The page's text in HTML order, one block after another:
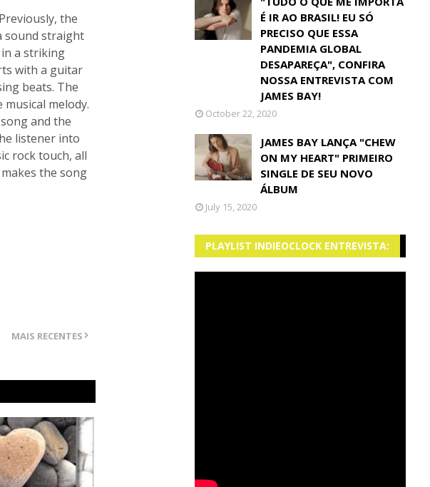
the
sound straight
a striking
with a guitar
beats. The
melody.
and the
listener into
rock touch, all
the song
MAIS RECENTES
É IR AO BRASIL! EU SÓ
PRECISO QUE ESSA
PANDEMIA GLOBAL
DESAPAREÇA", CONFIRA
NOSSA ENTREVISTA COM
JAMES BAY!
October 22, 2020
JAMES BAY LANÇA "CHEW
ON MY HEART" PRIMEIRO
SINGLE DE SEU NOVO
ÁLBUM
July 15, 2020
PLAYLIST INDIEOCLOCK ENTREVISTA: